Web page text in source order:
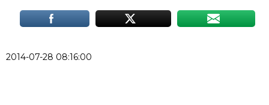
2014-07-28 08:16:00